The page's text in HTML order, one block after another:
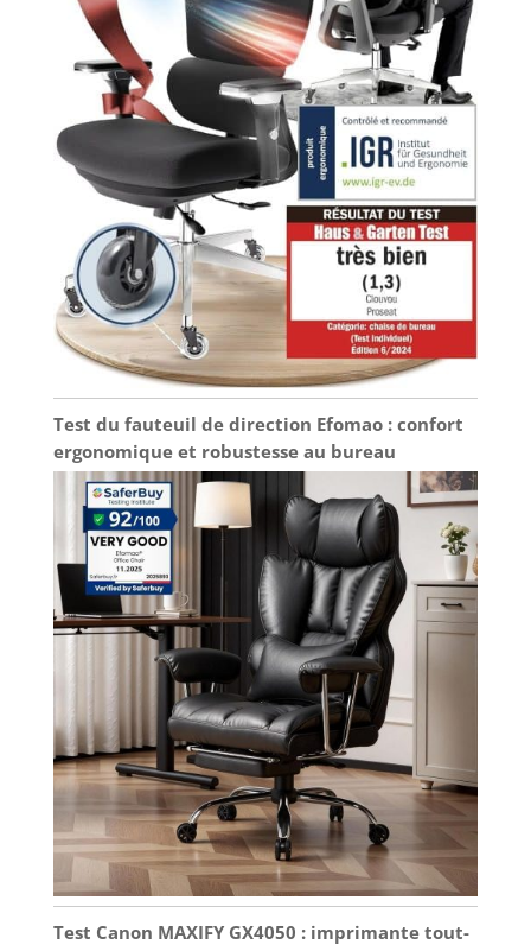
Test du fauteuil de direction Efomao : confort
ergonomique et robustesse au bureau
Test Canon MAXIFY GX4050 : imprimante tout-